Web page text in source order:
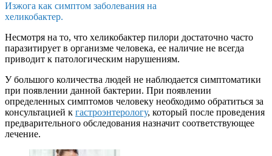
Изжога как симптом заболевания на
хеликобактер.
Несмотря на то, что хеликобактер пилори достаточно часто
паразитирует в организме человека, ее наличие не всегда
приводит к патологическим нарушениям.
У большого количества людей не наблюдается симптоматики
при появлении данной бактерии. При появлении
определенных симптомов человеку необходимо обратиться за
консультацией к гастроэнтерологу, который после проведения
предварительного обследования назначит соответствующее
лечение.